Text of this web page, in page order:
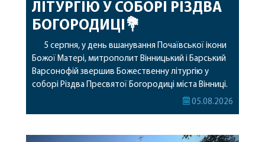
ЛІТУРГІЮ У СОБОРІ РІЗДВА
БОГОРОДИЦІ💐
5 серпня, у день вшанування Почаївської ікони
Божої Матері, митрополит Вінницький і Барський
Варсонофій звершив Божественну літургію у
соборі Різдва Пресвятої Богородиці міста Вінниці.
Його Високопреосвященству співслужили
священному сані. Під час богослужіння підносилися
05.08.2026